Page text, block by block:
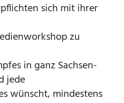
sich mit ihrer
zu
in ganz Sachsen-
jede
wünscht, mindestens